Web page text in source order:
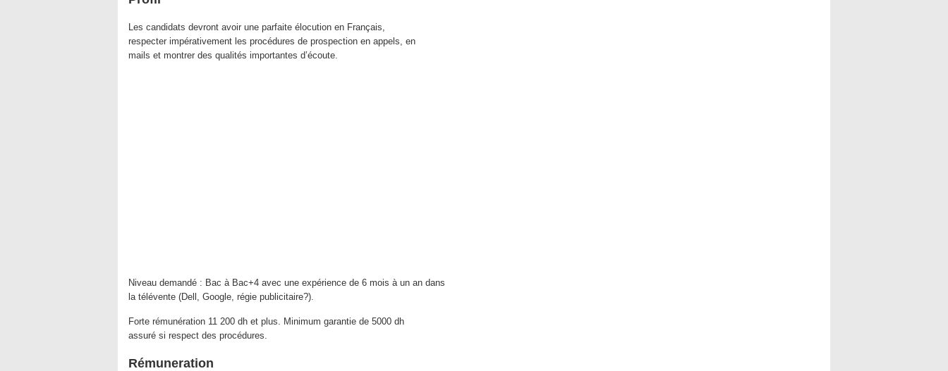
Les candidats devront avoir une parfaite élocution en Français,
respecter impérativement les procédures de prospection en appels, en
mails et montrer des qualités importantes d’écoute.
Niveau demandé : Bac à Bac+4 avec une expérience de 6 mois à un an dans
la télévente (Dell, Google, régie publicitaire?).
Forte rémunération 11 200 dh et plus. Minimum garantie de 5000 dh
assuré si respect des procédures.
Rémuneration